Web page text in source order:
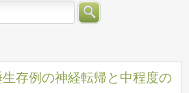
存例の神経転帰と中程度の